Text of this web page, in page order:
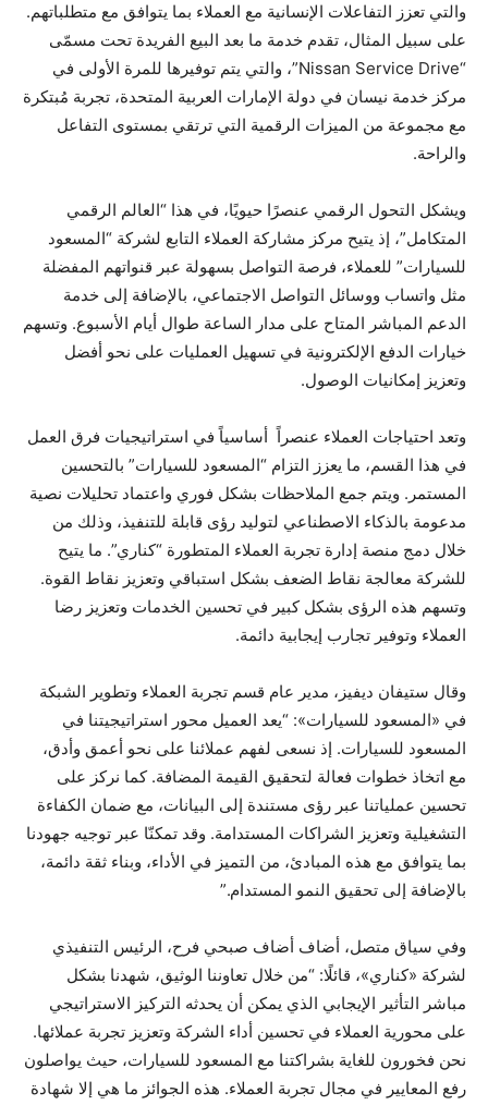
والتي تعزز التفاعلات الإنسانية مع العملاء بما يتوافق مع متطلباتهم.
على سبيل المثال، تقدم خدمة ما بعد البيع الفريدة تحت مسمّى
“Nissan Service Drive”، والتي يتم توفيرها للمرة الأولى في
مركز خدمة نيسان في دولة الإمارات العربية المتحدة، تجربة مُبتكرة
مع مجموعة من الميزات الرقمية التي ترتقي بمستوى التفاعل
والراحة.
ويشكل التحول الرقمي عنصرًا حيويًا، في هذا “العالم الرقمي
المتكامل”، إذ يتيح مركز مشاركة العملاء التابع لشركة “المسعود
للسيارات” للعملاء، فرصة التواصل بسهولة عبر قنواتهم المفضلة
مثل واتساب ووسائل التواصل الاجتماعي، بالإضافة إلى خدمة
الدعم المباشر المتاح على مدار الساعة طوال أيام الأسبوع. وتسهم
خيارات الدفع الإلكترونية في تسهيل العمليات على نحو أفضل
وتعزيز إمكانيات الوصول.
وتعد احتياجات العملاء عنصراً أساسياً في استراتيجيات فرق العمل
في هذا القسم، ما يعزز التزام “المسعود للسيارات” بالتحسين
المستمر. ويتم جمع الملاحظات بشكل فوري واعتماد تحليلات نصية
مدعومة بالذكاء الاصطناعي لتوليد رؤى قابلة للتنفيذ، وذلك من
خلال دمج منصة إدارة تجربة العملاء المتطورة “كناري”. ما يتيح
للشركة معالجة نقاط الضعف بشكل استباقي وتعزيز نقاط القوة.
وتسهم هذه الرؤى بشكل كبير في تحسين الخدمات وتعزيز رضا
العملاء وتوفير تجارب إيجابية دائمة.
وقال ستيفان ديفيز، مدير عام قسم تجربة العملاء وتطوير الشبكة
في «المسعود للسيارات»: “يعد العميل محور استراتيجيتنا في
المسعود للسيارات. إذ نسعى لفهم عملائنا على نحو أعمق وأدق،
مع اتخاذ خطوات فعالة لتحقيق القيمة المضافة. كما نركز على
تحسين عملياتنا عبر رؤى مستندة إلى البيانات، مع ضمان الكفاءة
التشغيلية وتعزيز الشراكات المستدامة. وقد تمكنّا عبر توجيه جهودنا
بما يتوافق مع هذه المبادئ، من التميز في الأداء، وبناء ثقة دائمة،
بالإضافة إلى تحقيق النمو المستدام.”
وفي سياق متصل، أضاف أضاف صبحي فرح، الرئيس التنفيذي
لشركة «كناري»، قائلًا: “من خلال تعاوننا الوثيق، شهدنا بشكل
مباشر التأثير الإيجابي الذي يمكن أن يحدثه التركيز الاستراتيجي
على محورية العملاء في تحسين أداء الشركة وتعزيز تجربة عملائها.
نحن فخورون للغاية بشراكتنا مع المسعود للسيارات، حيث يواصلون
رفع المعايير في مجال تجربة العملاء. هذه الجوائز ما هي إلا شهادة